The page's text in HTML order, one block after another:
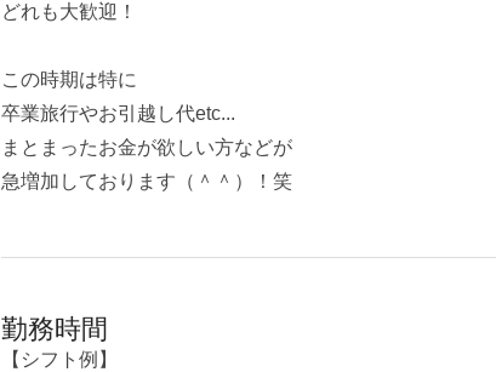
どれも大歓迎！
この時期は特に
卒業旅行やお引越し代etc...
まとまったお金が欲しい方などが
急増加しております（＾＾）！笑
勤務時間
【シフト例】